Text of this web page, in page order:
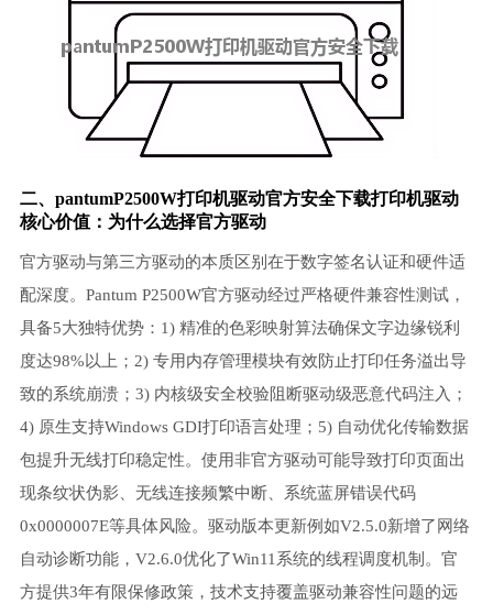
二、pantumP2500W打印机驱动官方安全下载打印机驱动
核心价值：为什么选择官方驱动
官方驱动与第三方驱动的本质区别在于数字签名认证和硬件适
配深度。Pantum P2500W官方驱动经过严格硬件兼容性测试，
具备5大独特优势：1) 精准的色彩映射算法确保文字边缘锐利
度达98%以上；2) 专用内存管理模块有效防止打印任务溢出导
致的系统崩溃；3) 内核级安全校验阻断驱动级恶意代码注入；
4) 原生支持Windows GDI打印语言处理；5) 自动优化传输数据
包提升无线打印稳定性。使用非官方驱动可能导致打印页面出
现条纹状伪影、无线连接频繁中断、系统蓝屏错误代码
0x0000007E等具体风险。驱动版本更新例如V2.5.0新增了网络
自动诊断功能，V2.6.0优化了Win11系统的线程调度机制。官
方提供3年有限保修政策，技术支持覆盖驱动兼容性问题的远